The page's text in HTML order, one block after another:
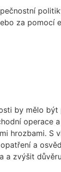
za pomocí
by mělo být
operace
hrozbami. S
a
a zvýšit